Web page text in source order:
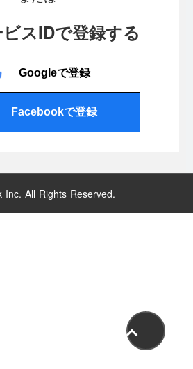
スIDで登録する
Googleで登録
Facebookで登録
Inc. All Rights Reserved.